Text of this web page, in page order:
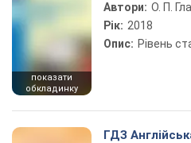
показати
обкладинку
Автори: О. П.
Рік: 2018
Опис: Рівень
ГДЗ